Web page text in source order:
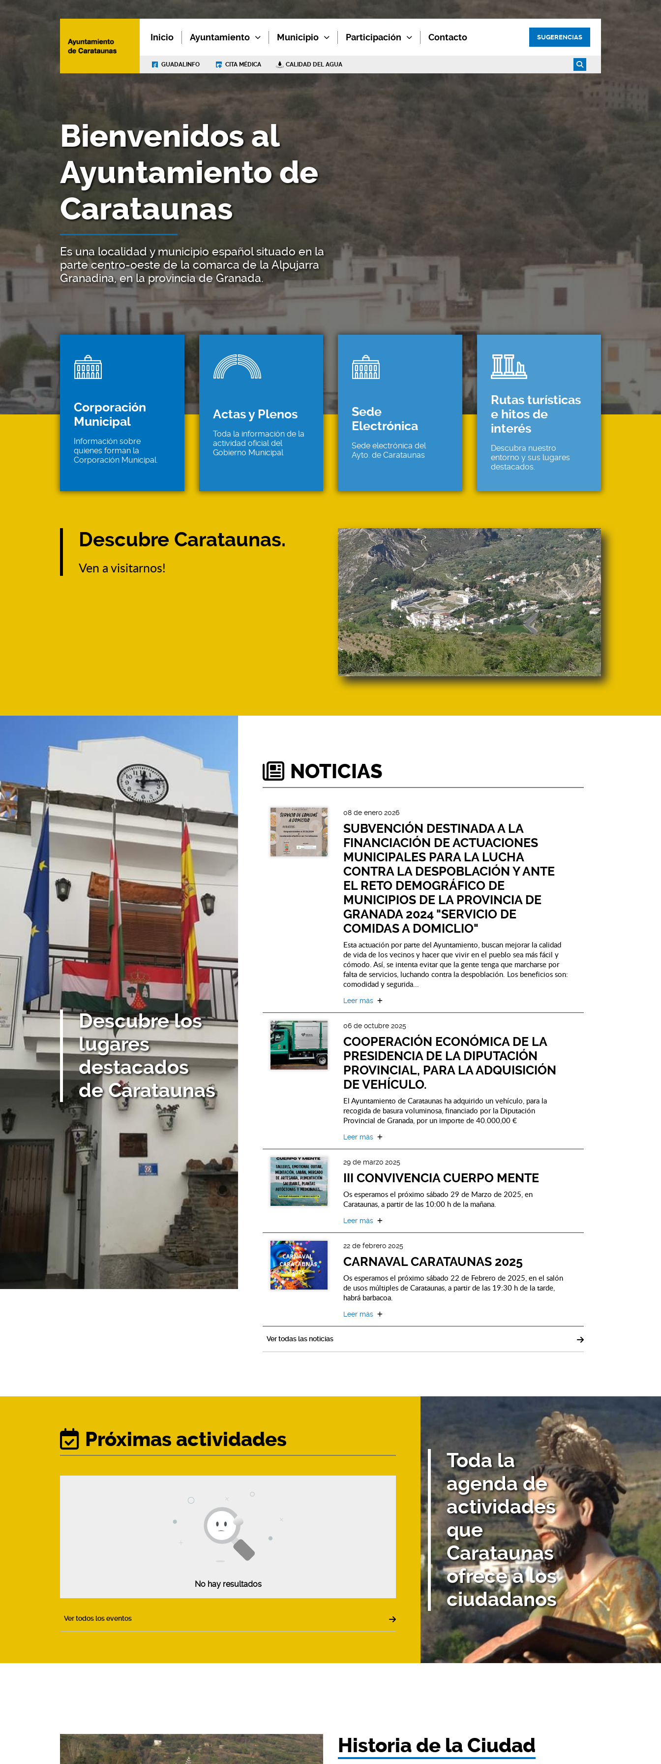
Inicio Ayuntamiento Municipio Participación Contacto SUGERENCIAS
GUADALINFO CITA MÉDICA CALIDAD DEL AGUA
Bienvenidos al
Ayuntamiento de
Carataunas
Es una localidad y municipio español situado en la
parte centro-oeste de la comarca de la Alpujarra
Granadina, en la provincia de Granada.
Corporación
Municipal
Información sobre
quienes forman la
Corporación Municipal.
Actas y Plenos
Toda la información de la
actividad oficial del
Gobierno Municipal
Sede
Electrónica
Sede electrónica del
Ayto. de Carataunas
Rutas turísticas
e hitos de
interés
Descubra nuestro
entorno y sus lugares
destacados.
Descubre Carataunas.
Ven a visitarnos!
Descubre los
lugares
destacados
de Carataunas
NOTICIAS
08 de enero 2026
SUBVENCIÓN DESTINADA A LA
FINANCIACIÓN DE ACTUACIONES
MUNICIPALES PARA LA LUCHA
CONTRA LA DESPOBLACIÓN Y ANTE
EL RETO DEMOGRÁFICO DE
MUNICIPIOS DE LA PROVINCIA DE
GRANADA 2024 "SERVICIO DE
COMIDAS A DOMICLIO"
Esta actuación por parte del Ayuntamiento, buscan mejorar la calidad
de vida de los vecinos y hacer que vivir en el pueblo sea más fácil y
cómodo. Así, se intenta evitar que la gente tenga que marcharse por
falta de servicios, luchando contra la despoblación. Los beneficios son:
comodidad y segurida...
Leer más
06 de octubre 2025
COOPERACIÓN ECONÓMICA DE LA
PRESIDENCIA DE LA DIPUTACIÓN
PROVINCIAL, PARA LA ADQUISICIÓN
DE VEHÍCULO.
El Ayuntamiento de Carataunas ha adquirido un vehículo, para la
recogida de basura voluminosa, financiado por la Diputación
Provincial de Granada, por un importe de 40.000,00 €
Leer más
29 de marzo 2025
III CONVIVENCIA CUERPO MENTE
Os esperamos el próximo sábado 29 de Marzo de 2025, en
Carataunas, a partir de las 10:00 h de la mañana.
Leer más
22 de febrero 2025
CARNAVAL CARATAUNAS 2025
Os esperamos el próximo sábado 22 de Febrero de 2025, en el salón
de usos múltiples de Carataunas, a partir de las 19:30 h de la tarde,
habrá barbacoa.
Leer más
Ver todas las noticias
Próximas actividades
No hay resultados
Ver todos los eventos
Toda la
agenda de
actividades
que
Carataunas
ofrece a los
ciudadanos
Historia de la Ciudad